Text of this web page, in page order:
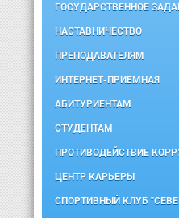
ГОСУДАРСТВЕННОЕ
НАСТАВНИЧЕСТВО
ПРЕПОДАВАТЕЛЯМ
ИНТЕРНЕТ-ПРИЕМНАЯ
АБИТУРИЕНТАМ
СТУДЕНТАМ
ПРОТИВОДЕЙСТВИЕ
ЦЕНТР КАРЬЕРЫ
СПОРТИВНЫЙ КЛУБ